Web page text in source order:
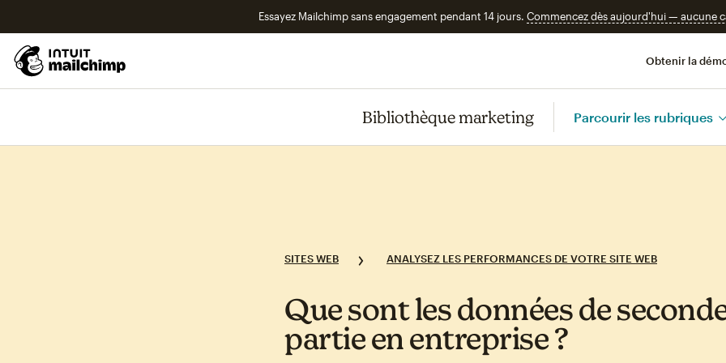
Essayez Mailchimp sans engagement pendant 14 jours. Commencez dès aujourd'hui — aucune
Obtenir la
Bibliothèque marketing Parcourir les rubriques
SITES WEB ANALYSEZ LES PERFORMANCES DE VOTRE SITE WEB
Que sont les données de
partie en entreprise ?